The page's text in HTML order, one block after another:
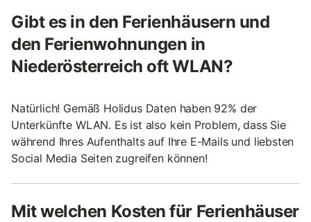
Gibt es in den Ferienhäusern und
den Ferienwohnungen in
Niederösterreich oft WLAN?
Natürlich! Gemäß Holidus Daten haben 92% der
Unterkünfte WLAN. Es ist also kein Problem, dass Sie
während Ihres Aufenthalts auf Ihre E-Mails und liebsten
Social Media Seiten zugreifen können!
Mit welchen Kosten für Ferienhäuser